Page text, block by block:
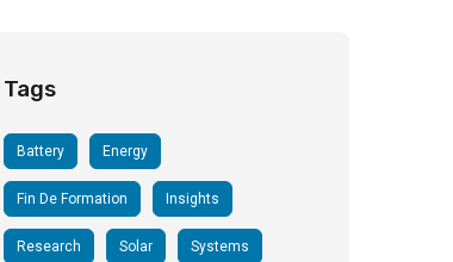
Tags
Battery Energy
Fin De Formation Insights
Research Solar Systems